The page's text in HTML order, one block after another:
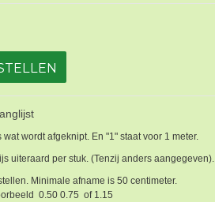
wordt afgeknipt. En "1" staat voor 1 meter.
uiteraard per stuk. (Tenzij anders aangegeven).
Minimale afname is 50 centimeter.
0.50 0.75 of 1.15